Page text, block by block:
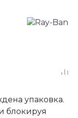
упаковка.
блокируя